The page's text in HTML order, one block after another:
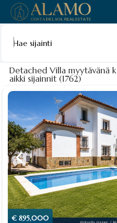
Hae sijainti
Detached Villa myytävänä k
aikki sijainnit (1762)
€ 895,000